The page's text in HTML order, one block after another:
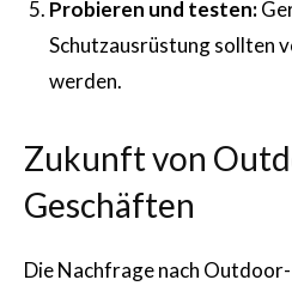
Probieren und testen:
Schutzausrüstung sollten
werden.
Zukunft von
Geschäften
Die Nachfrage nach